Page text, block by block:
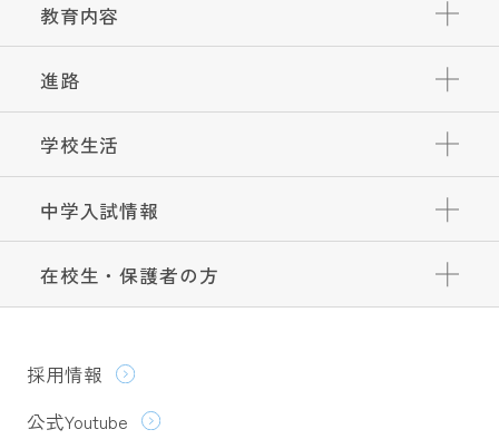
教育内容
進路
学校生活
中学入試情報
在校生・保護者の方
採用情報
公式Youtube